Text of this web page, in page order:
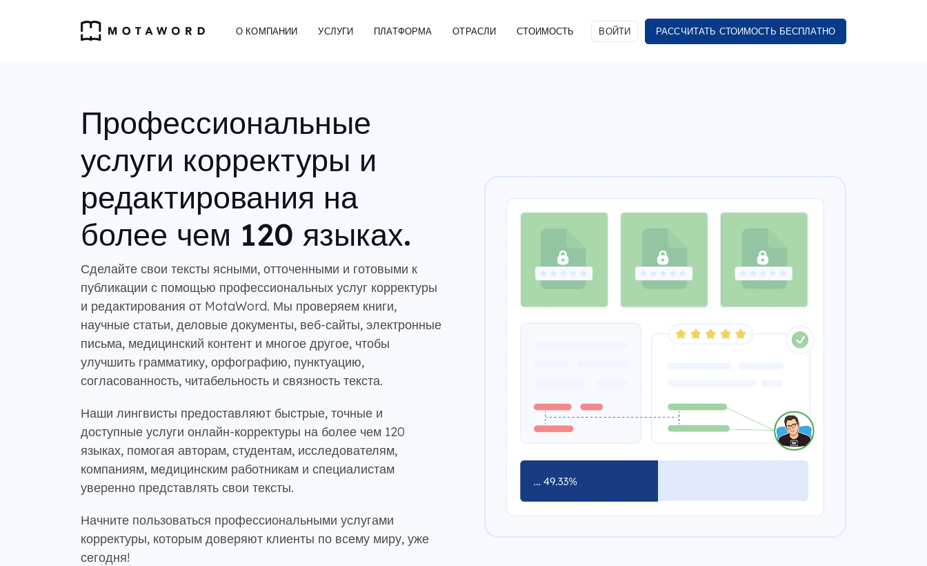
О КОМПАНИИ УСЛУГИ ПЛАТФОРМА ОТРАСЛИ СТОИМОСТЬ ВОЙТИ РАССЧИТАТЬ СТОИМОСТЬ БЕСПЛАТНО
Профессиональные
услуги корректуры и
редактирования на
более чем 120 языках.
Сделайте свои тексты ясными, отточенными и готовыми к
публикации с помощью профессиональных услуг корректуры
и редактирования от MotaWord. Мы проверяем книги,
научные статьи, деловые документы, веб-сайты, электронные
письма, медицинский контент и многое другое, чтобы
улучшить грамматику, орфографию, пунктуацию,
согласованность, читабельность и связность текста.
Наши лингвисты предоставляют быстрые, точные и
доступные услуги онлайн-корректуры на более чем 120
языках, помогая авторам, студентам, исследователям,
компаниям, медицинским работникам и специалистам
уверенно представлять свои тексты.
Начните пользоваться профессиональными услугами
корректуры, которым доверяют клиенты по всему миру, уже
сегодня!